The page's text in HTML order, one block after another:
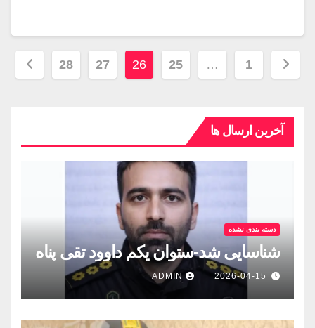
1
…
25
26
27
28
آخرین ارسال ها
دسته بندی نشده
شناسایی شد-ستوان یکم داوود تقی پناه
2026-04-15
ADMIN